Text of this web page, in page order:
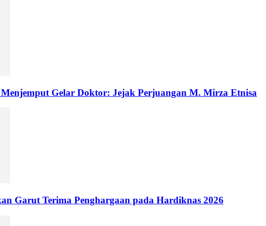
Gelar Doktor: Jejak Perjuangan M. Mirza Etnisa
Garut Terima Penghargaan pada Hardiknas 2026